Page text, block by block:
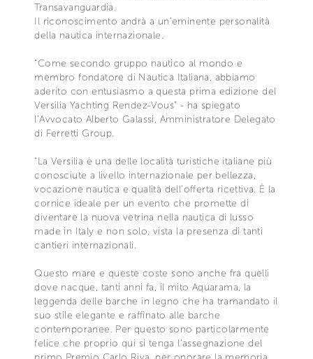
Transavanguardia.
Il riconoscimento andrà a un’eminente personalità
della nautica internazionale.
“Come secondo gruppo nautico al mondo e
membro fondatore di Nautica Italiana, abbiamo
aderito con entusiasmo a questa prima edizione del
Versilia Yachting Rendez-Vous” - ha spiegato
l’Avvocato Alberto Galassi, Amministratore Delegato
di Ferretti Group.
“La Versilia è una delle località turistiche italiane più
conosciute a livello internazionale per bellezza,
vocazione nautica e qualità dell’offerta ricettiva. È la
cornice ideale per un evento che promette di
diventare la nuova vetrina nella nautica di lusso
made in Italy e non solo, vista la presenza di tanti
cantieri internazionali.
Questo mare e queste coste sono anche fra quelli
dove nacque, tanti anni fa, il mito Aquarama, la
leggenda delle barche in legno che ha tramandato il
suo stile elegante e raffinato alle barche
contemporanee. Per questo sono particolarmente
felice che proprio qui si tenga l’assegnazione del